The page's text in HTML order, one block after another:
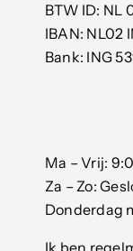
BTW ID: NL
IBAN: NL02
Bank: ING
Ma – Vrij:
Za – Zo:
Donderdag